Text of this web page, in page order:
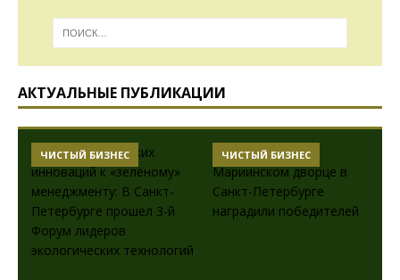
АКТУАЛЬНЫЕ ПУБЛИКАЦИИ
ДЕНЬГИ - ИНСТРУКЦИЯ ПО
ПРИМЕНЕНИЮ
ЧИСТЫЙ БИЗНЕС